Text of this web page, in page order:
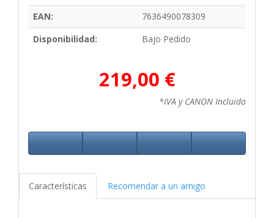
EAN:
7636490078309
Disponibilidad:
Bajo Pedido
219,00 €
*IVA y CANON Incluido
Características Recomendar a un amigo